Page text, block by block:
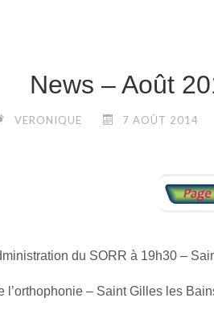
News – Août
VERONIQUE 7 AOÛT 2014
du SORR à 19h30 –
l’orthophonie – Saint Gilles les